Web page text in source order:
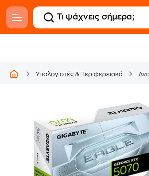
Υπολογιστές & Περιφερειακά